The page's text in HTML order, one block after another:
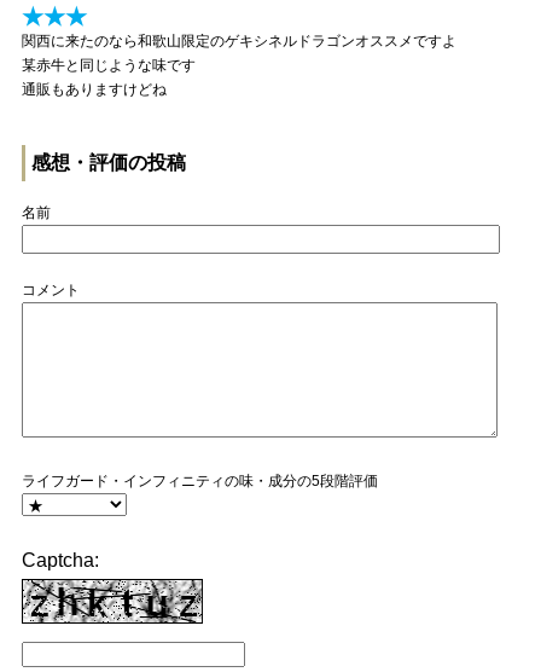
★★★
関西に来たのなら和歌山限定のゲキシネルドラゴンオススメですよ
某赤牛と同じような味です
通販もありますけどね
感想・評価の投稿
名前
コメント
ライフガード・インフィニティの味・成分の5段階評価
Captcha: